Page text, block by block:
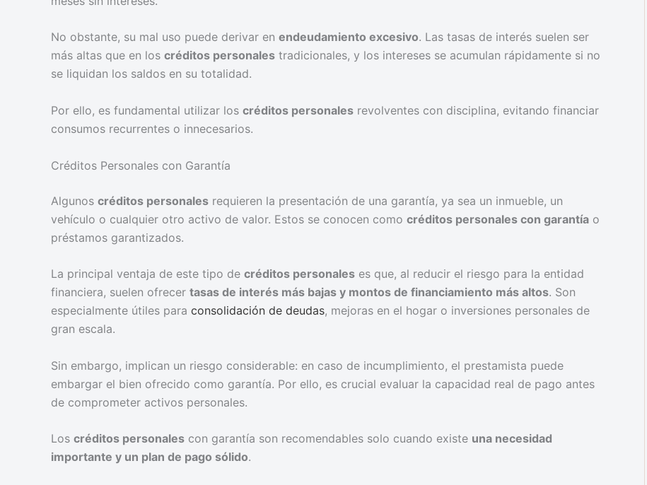
No obstante, su mal uso puede derivar en endeudamiento excesivo. Las tasas de interés suelen ser
más altas que en los créditos personales tradicionales, y los intereses se acumulan rápidamente si no
se liquidan los saldos en su totalidad.
Por ello, es fundamental utilizar los créditos personales revolventes con disciplina, evitando financiar
consumos recurrentes o innecesarios.
Créditos Personales con Garantía
Algunos créditos personales requieren la presentación de una garantía, ya sea un inmueble, un
vehículo o cualquier otro activo de valor. Estos se conocen como créditos personales con garantía o
préstamos garantizados.
La principal ventaja de este tipo de créditos personales es que, al reducir el riesgo para la entidad
financiera, suelen ofrecer tasas de interés más bajas y montos de financiamiento más altos. Son
especialmente útiles para consolidación de deudas, mejoras en el hogar o inversiones personales de
gran escala.
Sin embargo, implican un riesgo considerable: en caso de incumplimiento, el prestamista puede
embargar el bien ofrecido como garantía. Por ello, es crucial evaluar la capacidad real de pago antes
de comprometer activos personales.
Los créditos personales con garantía son recomendables solo cuando existe una necesidad
importante y un plan de pago sólido.